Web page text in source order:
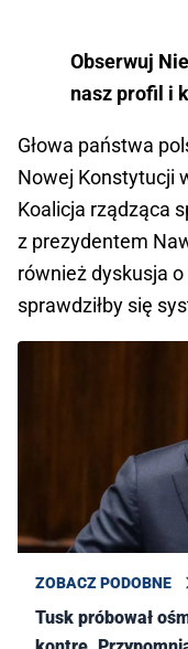
Obserwuj
nasz profil i
Głowa państwa
Nowej Konstytucji
Koalicja rządząca
z prezydentem
również dyskusja
sprawdziłby się
ZOBACZ PODOBNE
Tusk próbował